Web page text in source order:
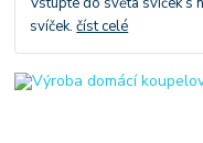
svíček.číst celé